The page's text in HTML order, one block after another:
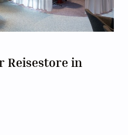
Reisestore in